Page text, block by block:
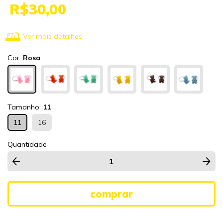
R$30,00
Ver mais detalhes
Cor: Rosa
Tamanho: 11
11
16
Quantidade